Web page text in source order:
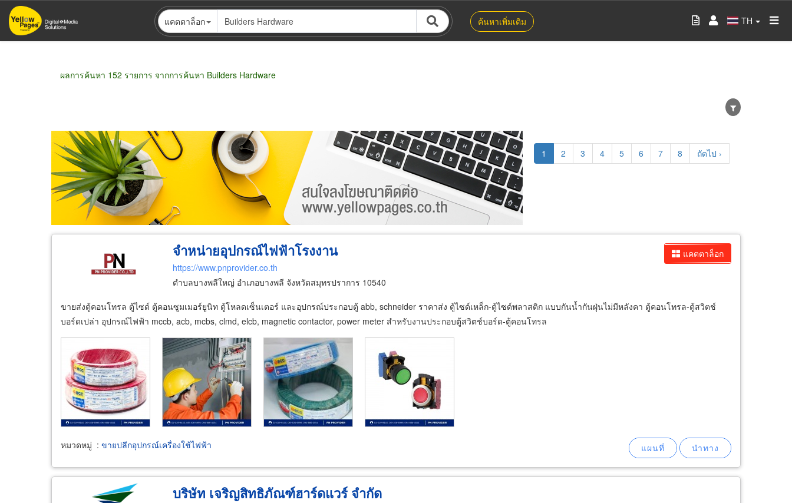
ข้าม
ไป
แคตตาล็อก ค้นหาเพิ่มเติม TH
ผลการค้นหา 152 รายการ จากการค้นหา Builders Hardware
ขายส่ง ขายปลีก ผู้ผลิต ตัวแทนจัดจำหน่าย ผู้ส่งออก/นำเข้า ธุรกิจบริการ
แคตตาล็อก
จำหน่ายอุปกรณ์ไฟฟ้าโรงงาน
https://www.pnprovider.co.th
ตำบลบางพลีใหญ่ อำเภอบางพลี จังหวัดสมุทรปราการ 10540
ขายส่งตู้คอนโทรล ตู้ไซด์ ตู้คอนซูมเมอร์ยูนิท ตู้โหลดเซ็นเตอร์ และอุปกรณ์ประกอบตู้ abb, schneider ราคาส่ง ตู้ไซด์เหล็ก-ตู้ไซด์พลาสติก แบบกันน้ำกันฝุ่นไม่มีหลังคา ตู้คอนโทรล-ตู้สวิตช์
บอร์ดเปล่า อุปกรณ์ไฟฟ้า mccb, acb, mcbs, clmd, elcb, magnetic contactor, power meter สำหรับงานประกอบตู้สวิตช์บอร์ด-ตู้คอนโทรล
หมวดหมู่ : ขายปลีกอุปกรณ์เครื่องใช้ไฟฟ้า
บริษัท เจริญสิทธิภัณฑ์ฮาร์ดแวร์ จำกัด
Pagination
Current
page
1 Page
2 Page
3 Page
4 Page
5 Page
6 Page
7 Page
8
Next
page
ถัดไป ›